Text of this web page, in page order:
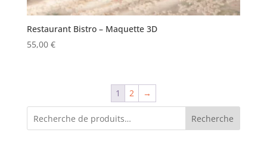
Restaurant Bistro – Maquette 3D
55,00 €
1 2 →
Recherche